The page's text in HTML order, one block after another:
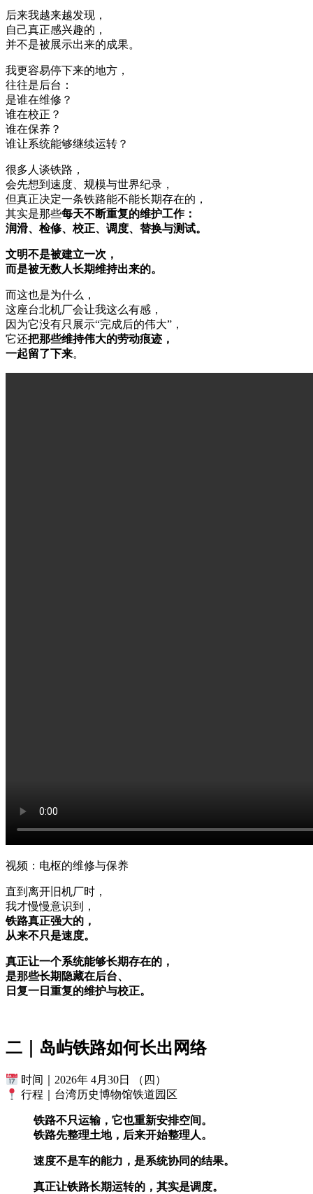
后来我越来越发现，
自己真正感兴趣的，
并不是被展示出来的成果。
我更容易停下来的地方，
往往是后台：
是谁在维修？
谁在校正？
谁在保养？
谁让系统能够继续运转？
很多人谈铁路，
会先想到速度、规模与世界纪录，
但真正决定一条铁路能不能长期存在的，
其实是那些每天不断重复的维护工作：
润滑、检修、校正、调度、替换与测试。
文明不是被建立一次，
而是被无数人长期维持出来的。
而这也是为什么，
这座台北机厂会让我这么有感，
因为它没有只展示“完成后的伟大”，
它还把那些维持伟大的劳动痕迹，
一起留了下来。
视频：电枢的维修与保养
直到离开旧机厂时，
我才慢慢意识到，
铁路真正强大的，
从来不只是速度。
真正让一个系统能够长期存在的，
是那些长期隐藏在后台、
日复一日重复的维护与校正。
二｜岛屿铁路如何长出网络
时间｜2026年 4月30日 （四）
行程｜台湾历史博物馆铁道园区
铁路不只运输，它也重新安排空间。
铁路先整理土地，后来开始整理人。
速度不是车的能力，是系统协同的结果。
真正让铁路长期运转的，其实是调度。